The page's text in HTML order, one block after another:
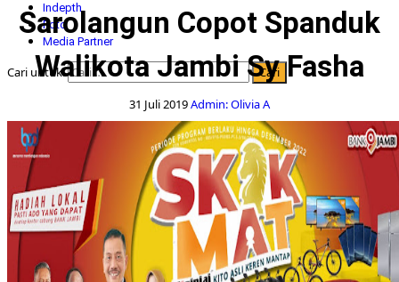
Indepth
Foto
Media Partner
Cari untuk:
Sarolangun Copot Spanduk
Walikota Jambi Sy Fasha
31 Juli 2019Admin: Olivia A